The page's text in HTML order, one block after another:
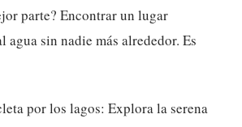
parte? Encontrar un lugar
sin nadie más alrededor. Es
por los lagos: Explora la serena